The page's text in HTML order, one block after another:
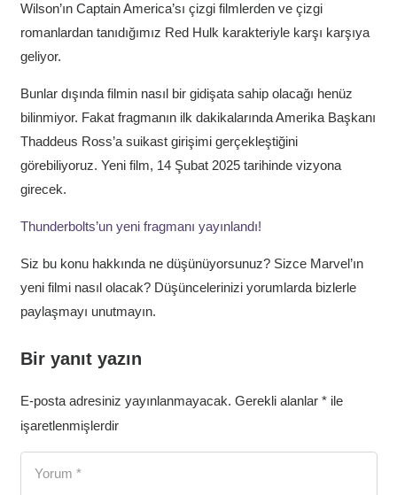
Wilson’ın Captain America’sı çizgi filmlerden ve çizgi
romanlardan tanıdığımız Red Hulk karakteriyle karşı karşıya
geliyor.
Bunlar dışında filmin nasıl bir gidişata sahip olacağı henüz
bilinmiyor. Fakat fragmanın ilk dakikalarında Amerika Başkanı
Thaddeus Ross’a suikast girişimi gerçekleştiğini
görebiliyoruz. Yeni film, 14 Şubat 2025 tarihinde vizyona
girecek.
Thunderbolts’un yeni fragmanı yayınlandı!
Siz bu konu hakkında ne düşünüyorsunuz? Sizce Marvel’ın
yeni filmi nasıl olacak? Düşüncelerinizi yorumlarda bizlerle
paylaşmayı unutmayın.
Bir yanıt yazın
E-posta adresiniz yayınlanmayacak. Gerekli alanlar *ile
işaretlenmişlerdir